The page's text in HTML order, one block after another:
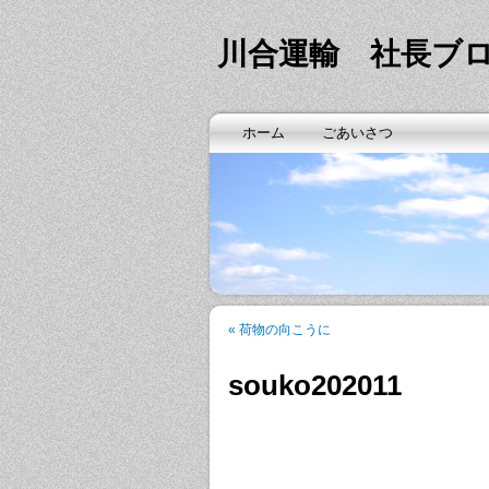
川合運輸 社長ブ
ホーム ごあいさつ
« 荷物の向こうに
souko202011